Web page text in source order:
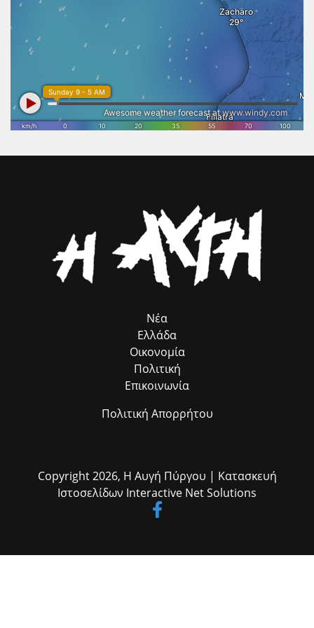
τοπική οικονομία. Η συγκλονιστική ανταπόκριση του κόσμου
απέδειξε ότι ο Επικούριος Απόλλωνας εξακολουθεί να συγκινεί και να
εμπνέει. Γι’ αυτό η ολοκλήρωση των εργασιών αποκατάστασης και η
απομάκρυνση του στεγάστρου δεν αποτελούν απλώς μια τεχνική
παρέμβαση, αλλά μια εθνική προτεραιότητα. Η Πολιτεία οφείλει να
επιταχύνει τις απαραίτητες διαδικασίες, ώστε η μοναδική
αρχιτεκτονική του Ναού να αναδειχθεί ξανά στο φυσικό της
περιβάλλον και να αποκτήσει τη θέση που πραγματικά της αξίζει
στον διεθνή πολιτιστικό χάρτη. Το Επιμελητήριο Ηλείας θα συνεχίσει
να στηρίζει κάθε πρωτοβουλία που συνδέει τον πολιτισμό με τη
βιώσιμη ανάπτυξη, την επιχειρηματικότητα και την εξωστρέφεια του
κληρονομιάς αποτελεί επένδυση στο μέλλον της Ηλείας και στις
Νέα
Ελλάδα
Οικονομία
Πολιτική
Επικοινωνία
Πολιτική Απορρήτου
Copyright 2026, Η Αυγή Πύργου | Κατασκευή
Ιστοσελίδων Interactive Net Solutions